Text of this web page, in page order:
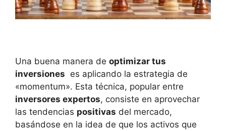
Una ‌buena manera⁢ de optimizar ​tus
inversiones ⁢ es aplicando ‌la ⁣estrategia⁤ de
«momentum». Esta técnica,​ popular entre
inversores expertos, consiste en aprovechar
las tendencias​ positivas del mercado,
basándose en⁤ la ⁤idea de⁤ que⁣ los activos que